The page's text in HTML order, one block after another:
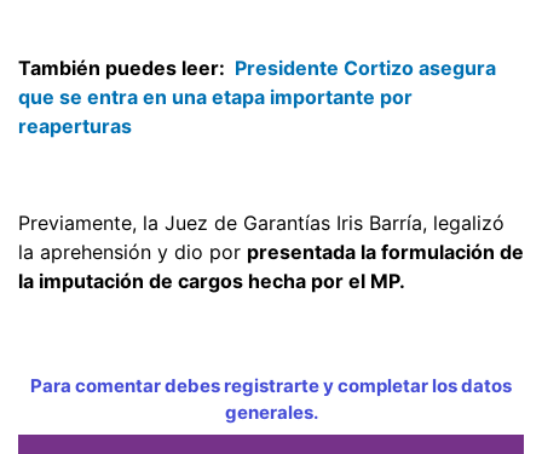
También puedes leer: Presidente Cortizo asegura
que se entra en una etapa importante por
reaperturas
Previamente, la Juez de Garantías Iris Barría, legalizó
la aprehensión y dio por presentada la formulación de
la imputación de cargos hecha por el MP.
Para comentar debes registrarte y completar los datos
generales.